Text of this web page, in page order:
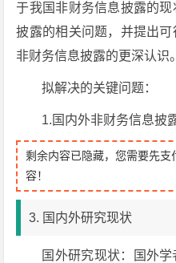
于我国非财务信息披露的
披露的相关问题，并提出
非财务信息披露的更深认识。
拟解决的关键问题：
1.国内外非财务信息披
剩余内容已隐藏，您需要先
容！
3. 国内外研究现状
国外研究现状：国外